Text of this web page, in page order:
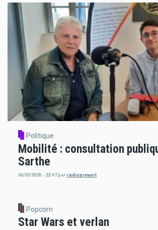
Politique
Mobilité : consultation
Sarthe
06/05/2026 - 22:47parradioprevert
Popcorn
Star Wars et verlan